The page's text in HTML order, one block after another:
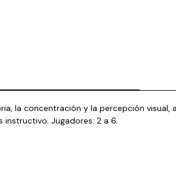
la concentración y la percepción
Jugadores: 2 a 6.